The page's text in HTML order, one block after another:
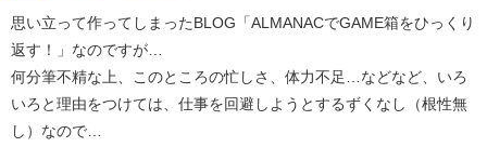
思い立って作ってしまったBLOG「ALMANACでGAME箱をひっくり
返す！」なのですが…
何分筆不精な上、このところの忙しさ、体力不足…などなど、いろ
いろと理由をつけては、仕事を回避しようとするずくなし（根性無
し）なので…